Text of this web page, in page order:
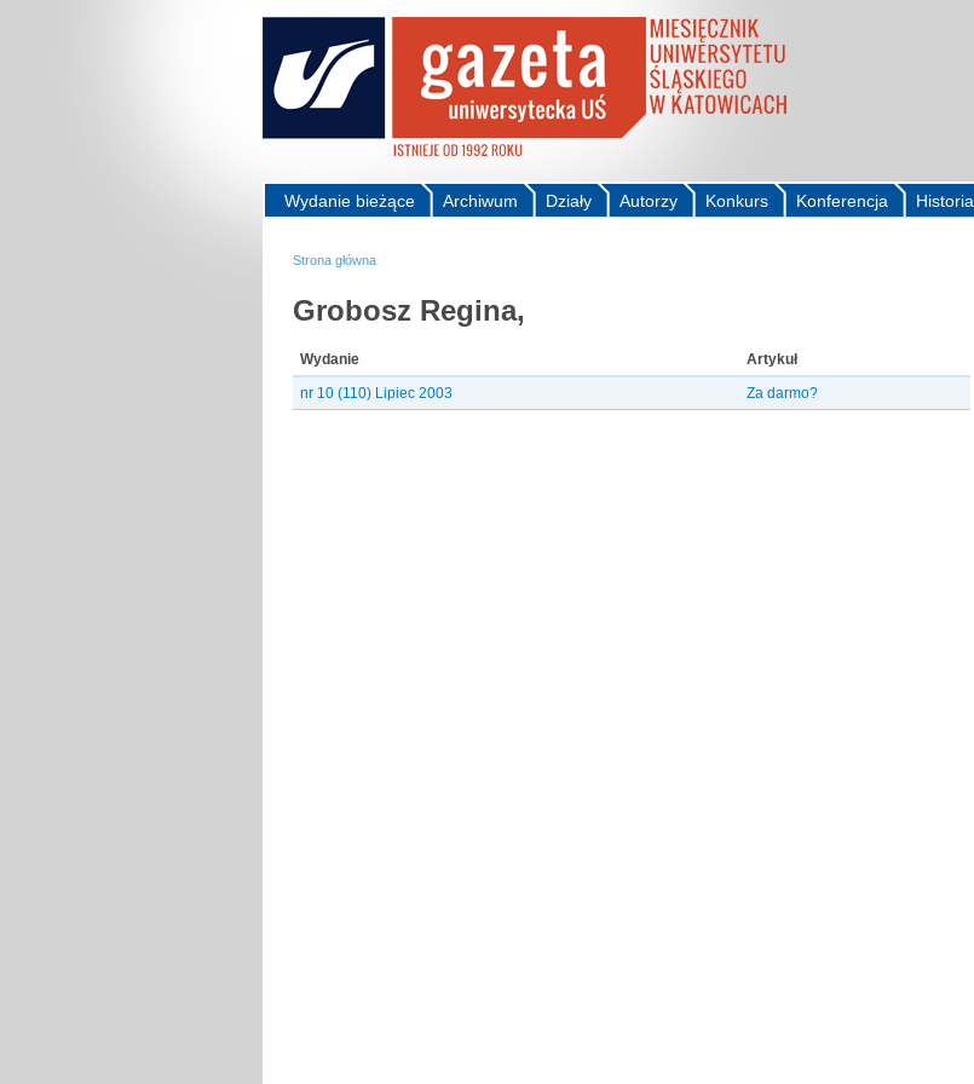
Historia
Konferencja
Konkurs
Autorzy
Działy
Archiwum
Wydanie bieżące
Strona główna
Grobosz Regina,
Wydanie
Artykuł
nr 10 (110) Lipiec 2003
Za darmo?